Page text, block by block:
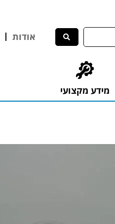
אודות
מידע מקצועי